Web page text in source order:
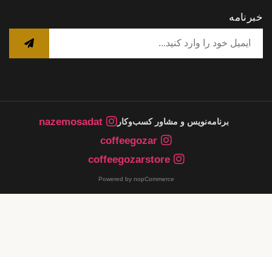
خبرنامه
برنامه‌نویس و مشاور کسب‌وکار
nazemosadat
coffeegozar
coffeegozarstore
Powered by nopCommerce